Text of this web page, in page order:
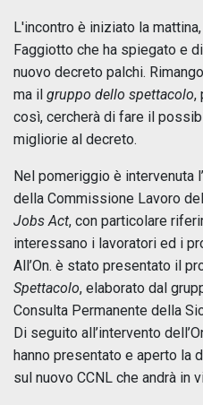
L'incontro è iniziato la
Faggiotto che ha spiegato e
nuovo decreto palchi.
ma il gruppo dello spettacolo,
così, cercherà di fare il
migliorie al decreto.
Nel pomeriggio è intervenuta
della Commissione Lavoro
Jobs Act, con particolare
interessano i lavoratori ed i
All’On. è stato presentato il
Spettacolo, elaborato dal
Consulta Permanente della
Di seguito all’intervento
hanno presentato e aperto la
sul nuovo CCNL che andrà in